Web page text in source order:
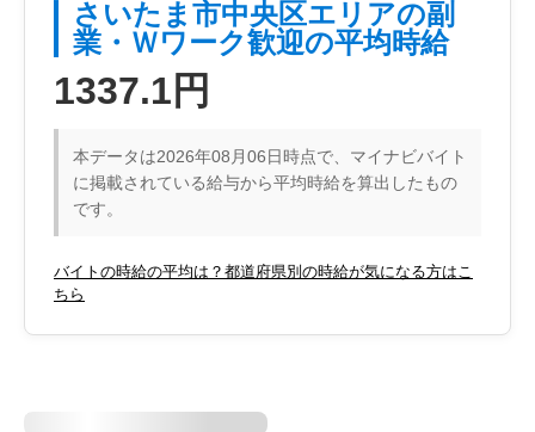
さいたま市中央区エリアの副
業・Ｗワーク歓迎の平均時給
1337.1円
本データは2026年08月06日時点で、マイナビバイト
に掲載されている給与から平均時給を算出したもの
です。
バイトの時給の平均は？都道府県別の時給が気になる方はこ
ちら